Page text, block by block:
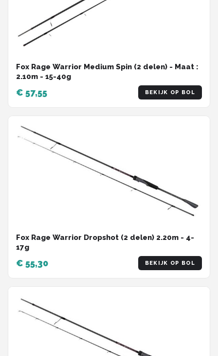
Fox Rage Warrior Medium Spin (2 delen) - Maat :
2.10m - 15-40g
€ 57,55 BEKIJK OP BOL
Fox Rage Warrior Dropshot (2 delen) 2.20m - 4-
17g
€ 55,30 BEKIJK OP BOL